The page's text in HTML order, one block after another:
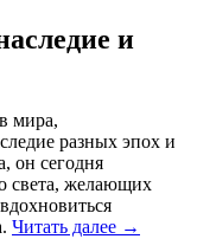
и
мира,
разных эпох и
он сегодня
света, желающих
Читать далее →